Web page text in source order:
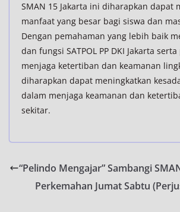
SMAN 15 Jakarta ini diharapkan dapat
manfaat yang besar bagi siswa dan
Dengan pemahaman yang lebih baik
dan fungsi SATPOL PP DKI Jakarta
menjaga ketertiban dan keamanan
diharapkan dapat meningkatkan
dalam menjaga keamanan dan
sekitar.
“Pelindo Mengajar” Sambangi
Perkemahan Jumat Sabtu